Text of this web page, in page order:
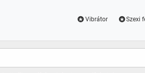
Vibrátor Szexi